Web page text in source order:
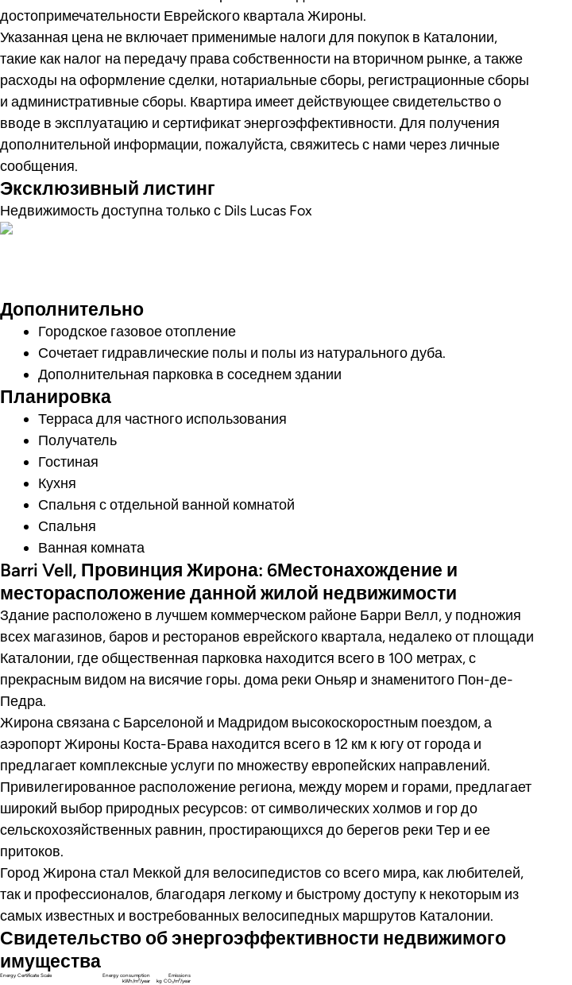
достопримечательности Еврейского квартала Жироны.
Указанная цена не включает применимые налоги для покупок в Каталонии,
такие как налог на передачу права собственности на вторичном рынке, а также
расходы на оформление сделки, нотариальные сборы, регистрационные сборы
и административные сборы. Квартира имеет действующее свидетельство о
вводе в эксплуатацию и сертификат энергоэффективности. Для получения
дополнительной информации, пожалуйста, свяжитесь с нами через личные
сообщения.
Эксклюзивный листинг
Недвижимость доступна только с Dils Lucas Fox
Дополнительно
Городское газовое отопление
Сочетает гидравлические полы и полы из натурального дуба.
Дополнительная парковка в соседнем здании
Планировка
Терраса для частного использования
Получатель
Гостиная
Кухня
Спальня с отдельной ванной комнатой
Спальня
Ванная комната
Barri Vell, Провинция Жирона: 6Местонахождение и
месторасположение данной жилой недвижимости
Здание расположено в лучшем коммерческом районе Барри Велл, у подножия
всех магазинов, баров и ресторанов еврейского квартала, недалеко от площади
Каталонии, где общественная парковка находится всего в 100 метрах, с
прекрасным видом на висячие горы. дома реки Оньяр и знаменитого Пон-де-
Педра.
Жирона связана с Барселоной и Мадридом высокоскоростным поездом, а
аэропорт Жироны Коста-Брава находится всего в 12 км к югу от города и
предлагает комплексные услуги по множеству европейских направлений.
Привилегированное расположение региона, между морем и горами, предлагает
широкий выбор природных ресурсов: от символических холмов и гор до
сельскохозяйственных равнин, простирающихся до берегов реки Тер и ее
притоков.
Город Жирона стал Меккой для велосипедистов со всего мира, как любителей,
так и профессионалов, благодаря легкому и быстрому доступу к некоторым из
самых известных и востребованных велосипедных маршрутов Каталонии.
Свидетельство об энергоэффективности недвижимого
имущества
Energy Certificate Scale
Energy consumption
kWh/m²/year
Emissions
kg CO₂/m²/year